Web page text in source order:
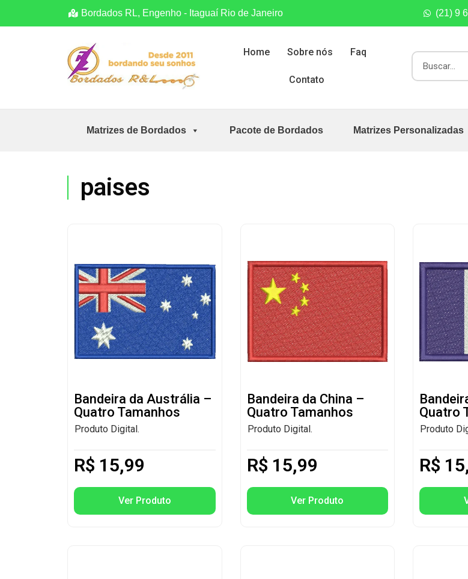
Bordados RL, Engenho - Itaguaí Rio de Janeiro (21) 9
Home Sobre nós Faq
Contato
Matrizes de Bordados Pacote de Bordados Matrizes Personalizadas
paises
Bandeira da Austrália –
Quatro Tamanhos
Produto Digital.
R$ 15,99
Ver Produto
Bandeira da China –
Quatro Tamanhos
Produto Digital.
R$ 15,99
Ver Produto
Quatro
Produto
R$